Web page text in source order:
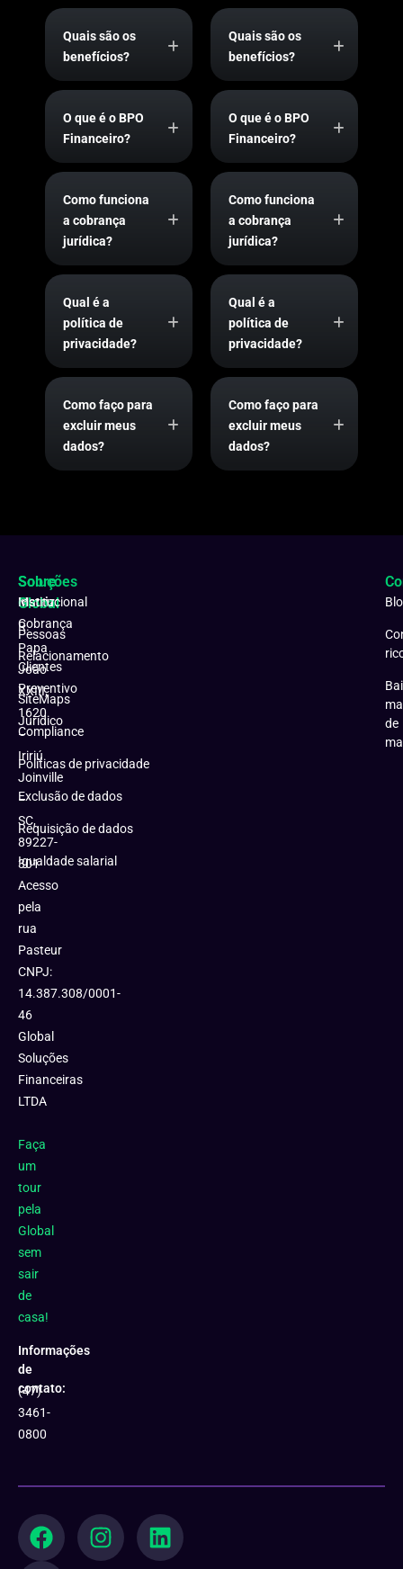
Quais são os
benefícios?
O que é o BPO
Financeiro?
Como funciona
a cobrança
jurídica?
Qual é a
política de
privacidade?
Como faço para
excluir meus
dados?
Quais são os
benefícios?
O que é o BPO
Financeiro?
Como funciona
a cobrança
jurídica?
Qual é a
política de
privacidade?
Como faço para
excluir meus
dados?
Matriz:
R.
Papa
João
XXIII,
1620
–
Iririú
Joinville
–
SC,
89227-
301
Acesso
pela
rua
Pasteur
CNPJ:
14.387.308/0001-
46
Global
Soluções
Financeiras
LTDA
Faça
um
tour
pela
Global
sem
sair
de
casa!
Informações
de
contato:
(47)
3461-
0800
Soluções
Global
Cobrança
Relacionamento
Preventivo
Jurídico
Sobre
Institucional
Pessoas
Clientes
SiteMaps
Compliance
Políticas de privacidade
Exclusão de dados
Requisição de dados
Igualdade salarial
de
F
a
I
n
L
i
Y
o